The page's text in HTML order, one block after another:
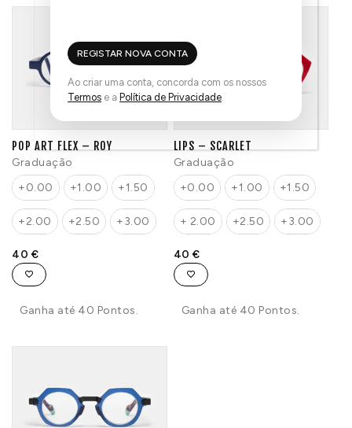
POP ART FLEX – ROY
Graduação
+0.00
+1.00 +1.50
+2.00 +2.50 +3.00
40 €
Ganha até 40 Pontos.
LIPS – SCARLET
Graduação
+0.00
+1.00 +1.50
+ 2.00 +2.50 +3.00
40 €
Ganha até 40 Pontos.
REGISTAR NOVA CONTA
Ao criar uma conta, concorda com os nossos
Termos e a Política de Privacidade